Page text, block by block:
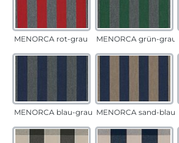
MENORCA rot-grau MENORCA grün-grau
MENORCA blau-grau MENORCA sand-blau